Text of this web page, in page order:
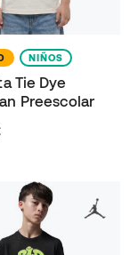
NIÑOS
Tie Dye
Preescolar